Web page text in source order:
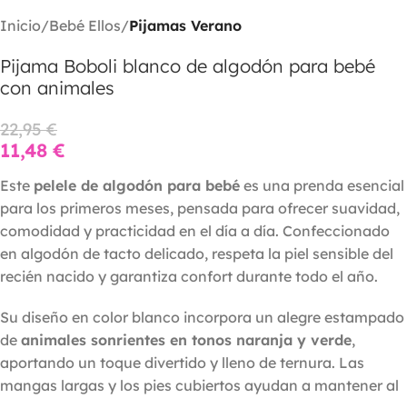
Inicio Bebé Ellos Pijamas Verano
Pijama Boboli blanco de algodón para bebé
con animales
22,95€
11,48 €
Este pelele de algodón para bebé es una prenda esencial
para los primeros meses, pensada para ofrecer suavidad,
comodidad y practicidad en el día a día. Confeccionado
en algodón de tacto delicado, respeta la piel sensible del
recién nacido y garantiza confort durante todo el año.
Su diseño en color blanco incorpora un alegre estampado
de animales sonrientes en tonos naranja y verde,
aportando un toque divertido y lleno de ternura. Las
mangas largas y los pies cubiertos ayudan a mantener al